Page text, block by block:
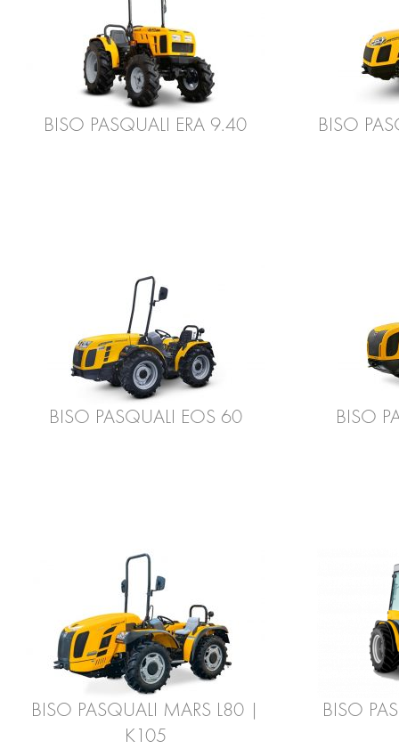
BISO PASQUALI ERA 9.40 BISO
BISO PASQUALI EOS 60 BISO
BISO PASQUALI MARS L80 |
K105
BISO